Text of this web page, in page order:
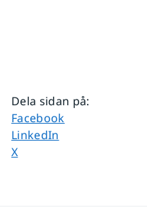
Dela sidan på:
Dela sidan på
Facebook
Dela sidan på
LinkedIn
Dela sidan på
X